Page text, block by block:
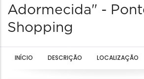
Adormecida" -
Shopping
INÍCIO DESCRIÇÃO LOCALIZAÇÃO